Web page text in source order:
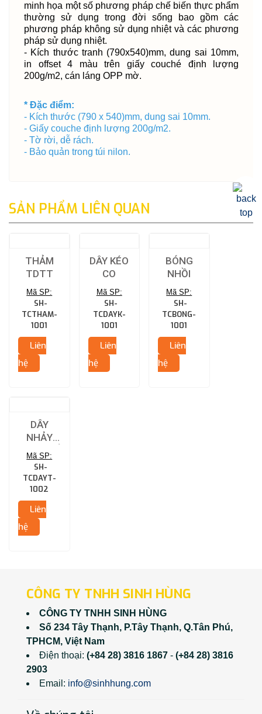
minh họa một số phương pháp chế biến thực phẩm
thường sử dụng trong đời sống bao gồm các
phương pháp không sử dụng nhiệt và các phương
pháp sử dụng nhiệt.
- Kích thước tranh (790x540)mm, dung sai 10mm,
in offset 4 màu trên giấy couché định lượng
200g/m2, cán láng OPP mờ.
* Đặc điểm:
- Kích thước (790 x 540)mm, dung sai 10mm.
- Giấy couche định lượng 200g/m2.
- Tờ rời, dễ rách.
- Bảo quản trong túi nilon.
SẢN PHẨM LIÊN QUAN
THẢM
TDTT
Mã SP:
SH-
TCTHAM-
1001
Liên
hệ
DÂY KÉO
CO
Mã SP:
SH-
TCDAYK-
1001
Liên
hệ
BÓNG
NHỒI
Mã SP:
SH-
TCBONG-
1001
Liên
hệ
DÂY
NHẢY
TẬP THỂ
(QC: DÂY
MỎNG)
Mã SP:
SH-
TCDAYT-
1002
Liên
hệ
CÔNG TY TNHH SINH HÙNG
CÔNG TY TNHH SINH HÙNG
Số 234 Tây Thạnh, P.Tây Thạnh, Q.Tân Phú,
TPHCM, Việt Nam
Điện thoại: (+84 28) 3816 1867 - (+84 28) 3816
2903
Email: info@sinhhung.com